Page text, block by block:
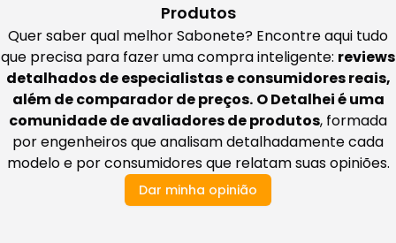
Produtos
Quer saber qual melhor Sabonete? Encontre aqui tudo
que precisa para fazer uma compra inteligente: reviews
detalhados de especialistas e consumidores reais,
além de comparador de preços. O Detalhei é uma
comunidade de avaliadores de produtos, formada
por engenheiros que analisam detalhadamente cada
modelo e por consumidores que relatam suas opiniões.
Dar minha opinião